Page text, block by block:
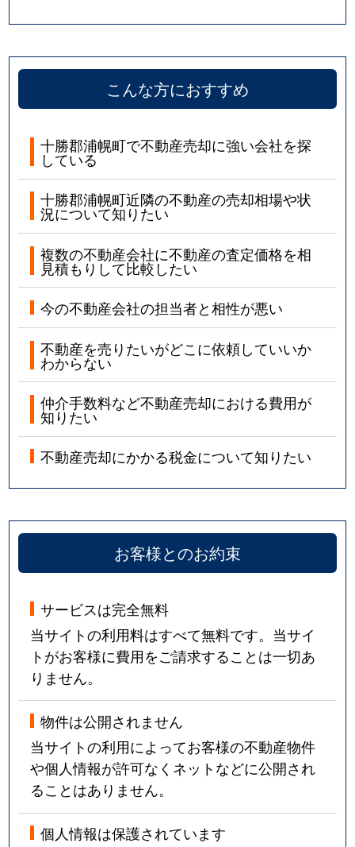
こんな方におすすめ
十勝郡浦幌町で不動産売却に強い会社を探
している
十勝郡浦幌町近隣の不動産の売却相場や状
況について知りたい
複数の不動産会社に不動産の査定価格を相
見積もりして比較したい
今の不動産会社の担当者と相性が悪い
不動産を売りたいがどこに依頼していいか
わからない
仲介手数料など不動産売却における費用が
知りたい
不動産売却にかかる税金について知りたい
お客様とのお約束
サービスは完全無料
当サイトの利用料はすべて無料です。当サイ
トがお客様に費用をご請求することは一切あ
りません。
物件は公開されません
当サイトの利用によってお客様の不動産物件
や個人情報が許可なくネットなどに公開され
ることはありません。
個人情報は保護されています